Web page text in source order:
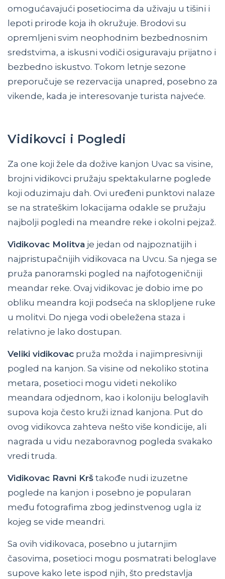
omogućavajući posetiocima da uživaju u tišini i
lepoti prirode koja ih okružuje. Brodovi su
opremljeni svim neophodnim bezbednosnim
sredstvima, a iskusni vodiči osiguravaju prijatno i
bezbedno iskustvo. Tokom letnje sezone
preporučuje se rezervacija unapred, posebno za
vikende, kada je interesovanje turista najveće.
Vidikovci i Pogledi
Za one koji žele da dožive kanjon Uvac sa visine,
brojni vidikovci pružaju spektakularne poglede
koji oduzimaju dah. Ovi uređeni punktovi nalaze
se na strateškim lokacijama odakle se pružaju
najbolji pogledi na meandre reke i okolni pejzaž.
Vidikovac Molitva je jedan od najpoznatijih i
najpristupačnijih vidikovaca na Uvcu. Sa njega se
pruža panoramski pogled na najfotogeničniji
meandar reke. Ovaj vidikovac je dobio ime po
obliku meandra koji podseća na sklopljene ruke
u molitvi. Do njega vodi obeležena staza i
relativno je lako dostupan.
Veliki vidikovac pruža možda i najimpresivniji
pogled na kanjon. Sa visine od nekoliko stotina
metara, posetioci mogu videti nekoliko
meandara odjednom, kao i koloniju beloglavih
supova koja često kruži iznad kanjona. Put do
ovog vidikovca zahteva nešto više kondicije, ali
nagrada u vidu nezaboravnog pogleda svakako
vredi truda.
Vidikovac Ravni Krš takođe nudi izuzetne
poglede na kanjon i posebno je popularan
među fotografima zbog jedinstvenog ugla iz
kojeg se vide meandri.
Sa ovih vidikovaca, posebno u jutarnjim
časovima, posetioci mogu posmatrati beloglave
supove kako lete ispod njih, što predstavlja